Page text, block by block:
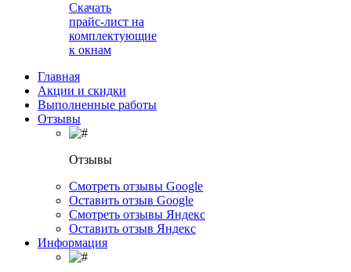
Скачать
прайс-лист на
комплектующие
к окнам
Главная
Акции и скидки
Выполненные работы
Отзывы
Отзывы
Смотреть отзывы Google
Оставить отзыв Google
Смотреть отзывы Яндекс
Оставить отзыв Яндекс
Информация